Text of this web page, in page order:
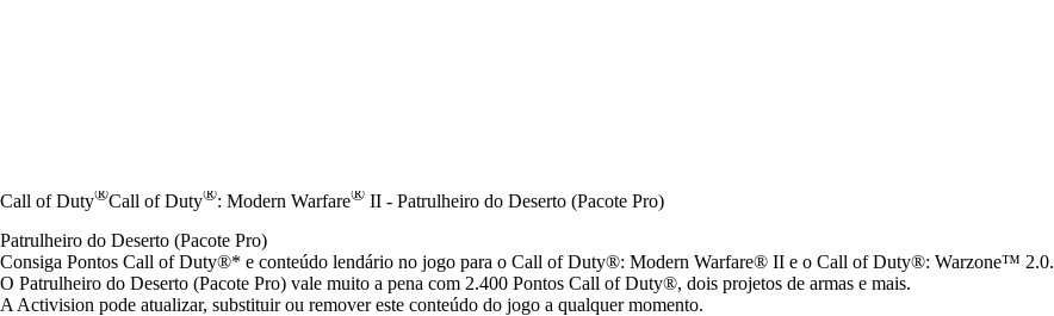
Call of Duty®Call of Duty®: Modern Warfare® II - Patrulheiro do Deserto (Pacote Pro)
Patrulheiro do Deserto (Pacote Pro)
Consiga Pontos Call of Duty®* e conteúdo lendário no jogo para o Call of Duty®: Modern Warfare® II e o Call of Duty®: Warzone™ 2.0.
O Patrulheiro do Deserto (Pacote Pro) vale muito a pena com 2.400 Pontos Call of Duty®, dois projetos de armas e mais.
A Activision pode atualizar, substituir ou remover este conteúdo do jogo a qualquer momento.